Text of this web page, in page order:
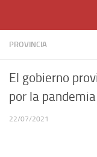
PROVINCIA
El gobierno
por la
22/07/2021